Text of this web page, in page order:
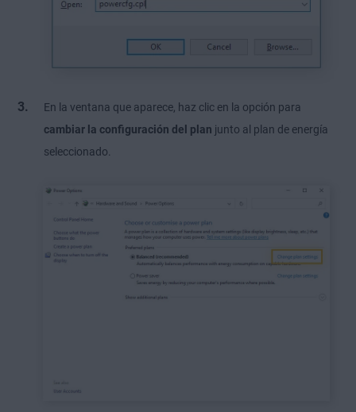
En la ventana que aparece, haz clic en la opción para
cambiar la configuración del plan junto al plan de energía
seleccionado.